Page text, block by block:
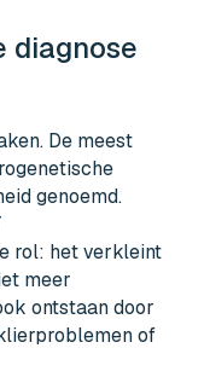
diagnose
De meest
genoemd.
rol: het verkleint
meer
ontstaan door
of